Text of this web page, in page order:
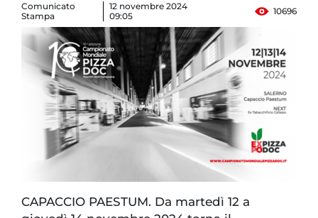
Comunicato
Stampa
12 novembre 2024
09:05
10696
CAPACCIO PAESTUM. Da martedì 12 a